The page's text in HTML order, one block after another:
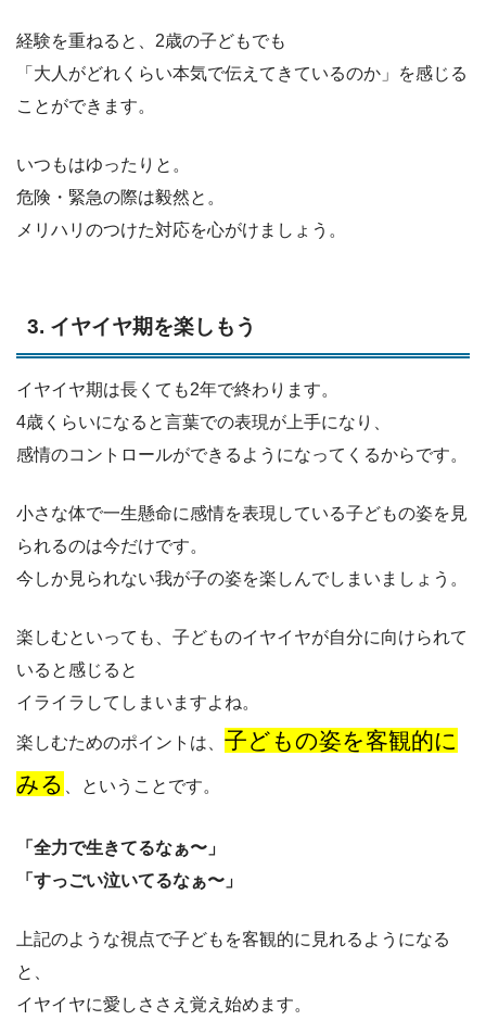
経験を重ねると、2歳の子どもでも
「大人がどれくらい本気で伝えてきているのか」を感じる
ことができます。
いつもはゆったりと。
危険・緊急の際は毅然と。
メリハリのつけた対応を心がけましょう。
3. イヤイヤ期を楽しもう
イヤイヤ期は長くても2年で終わります。
4歳くらいになると言葉での表現が上手になり、
感情のコントロールができるようになってくるからです。
小さな体で一生懸命に感情を表現している子どもの姿を見
られるのは今だけです。
今しか見られない我が子の姿を楽しんでしまいましょう。
楽しむといっても、子どものイヤイヤが自分に向けられて
いると感じると
イライラしてしまいますよね。
楽しむためのポイントは、 子どもの姿を客観的に
みる
、ということです。
「全力で生きてるなぁ〜」
「すっごい泣いてるなぁ〜」
上記のような視点で子どもを客観的に見れるようになる
と、
イヤイヤに愛しささえ覚え始めます。